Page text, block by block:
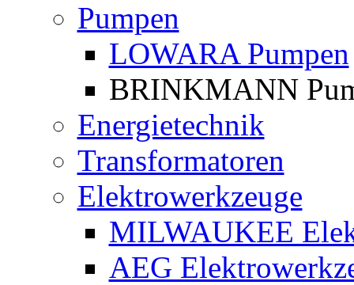
Pumpen
LOWARA Pumpen
BRINKMANN
Energietechnik
Transformatoren
Elektrowerkzeuge
MILWAUKEE
AEG